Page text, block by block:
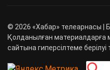
© 2026 «Хабар» телеарнасы |
Қолданылған материалдарға
сайтына гиперсілтеме берілуі